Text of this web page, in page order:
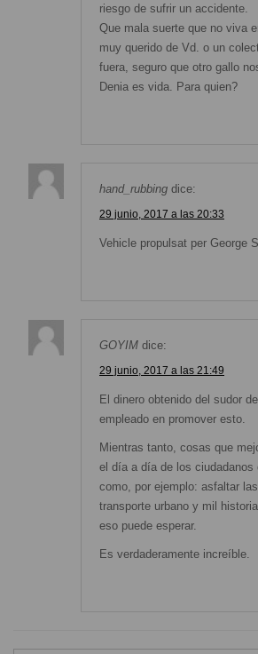
riesgo de sufrir un accidente.
Que mala suerte que no viva
muy querido de Vd. o un
fuera, seguro que otro gallo
Denia es vida. Para quien?
hand_rubbing dice:
29 junio, 2017 a las 20:33
Vehicle propulsat per George
GOYIM dice:
29 junio, 2017 a las 21:49
El dinero obtenido del sudor
empleado en promover esto.
Mientras tanto, cosas que
el día a día de los ciudadanos
como, por ejemplo: asfaltar
transporte urbano y mil
eso puede esperar.
Es verdaderamente increíble.